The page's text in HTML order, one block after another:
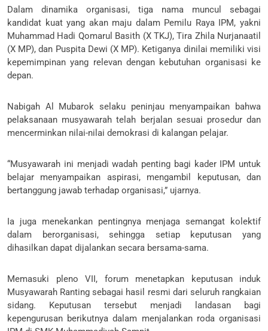
Dalam dinamika organisasi, tiga nama muncul sebagai
kandidat kuat yang akan maju dalam Pemilu Raya IPM, yakni
Muhammad Hadi Qomarul Basith (X TKJ), Tira Zhila Nurjanaatil
(X MP), dan Puspita Dewi (X MP). Ketiganya dinilai memiliki visi
kepemimpinan yang relevan dengan kebutuhan organisasi ke
depan.
Nabigah Al Mubarok selaku peninjau menyampaikan bahwa
pelaksanaan musyawarah telah berjalan sesuai prosedur dan
mencerminkan nilai-nilai demokrasi di kalangan pelajar.
“Musyawarah ini menjadi wadah penting bagi kader IPM untuk
belajar menyampaikan aspirasi, mengambil keputusan, dan
bertanggung jawab terhadap organisasi,” ujarnya.
Ia juga menekankan pentingnya menjaga semangat kolektif
dalam berorganisasi, sehingga setiap keputusan yang
dihasilkan dapat dijalankan secara bersama-sama.
Memasuki pleno VII, forum menetapkan keputusan induk
Musyawarah Ranting sebagai hasil resmi dari seluruh rangkaian
sidang. Keputusan tersebut menjadi landasan bagi
kepengurusan berikutnya dalam menjalankan roda organisasi